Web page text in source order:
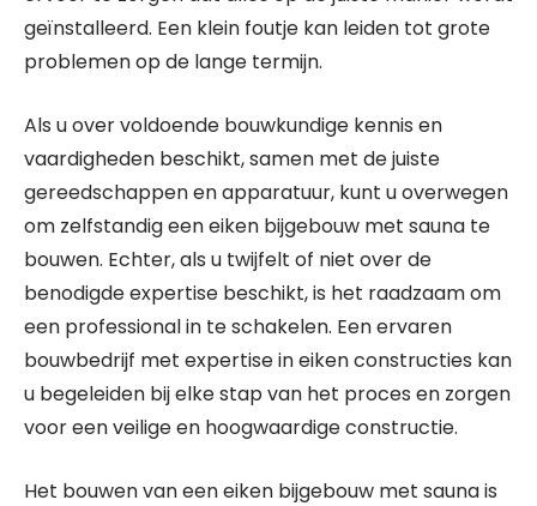
geïnstalleerd. Een klein foutje kan leiden tot grote
problemen op de lange termijn.
Als u over voldoende bouwkundige kennis en
vaardigheden beschikt, samen met de juiste
gereedschappen en apparatuur, kunt u overwegen
om zelfstandig een eiken bijgebouw met sauna te
bouwen. Echter, als u twijfelt of niet over de
benodigde expertise beschikt, is het raadzaam om
een professional in te schakelen. Een ervaren
bouwbedrijf met expertise in eiken constructies kan
u begeleiden bij elke stap van het proces en zorgen
voor een veilige en hoogwaardige constructie.
Het bouwen van een eiken bijgebouw met sauna is